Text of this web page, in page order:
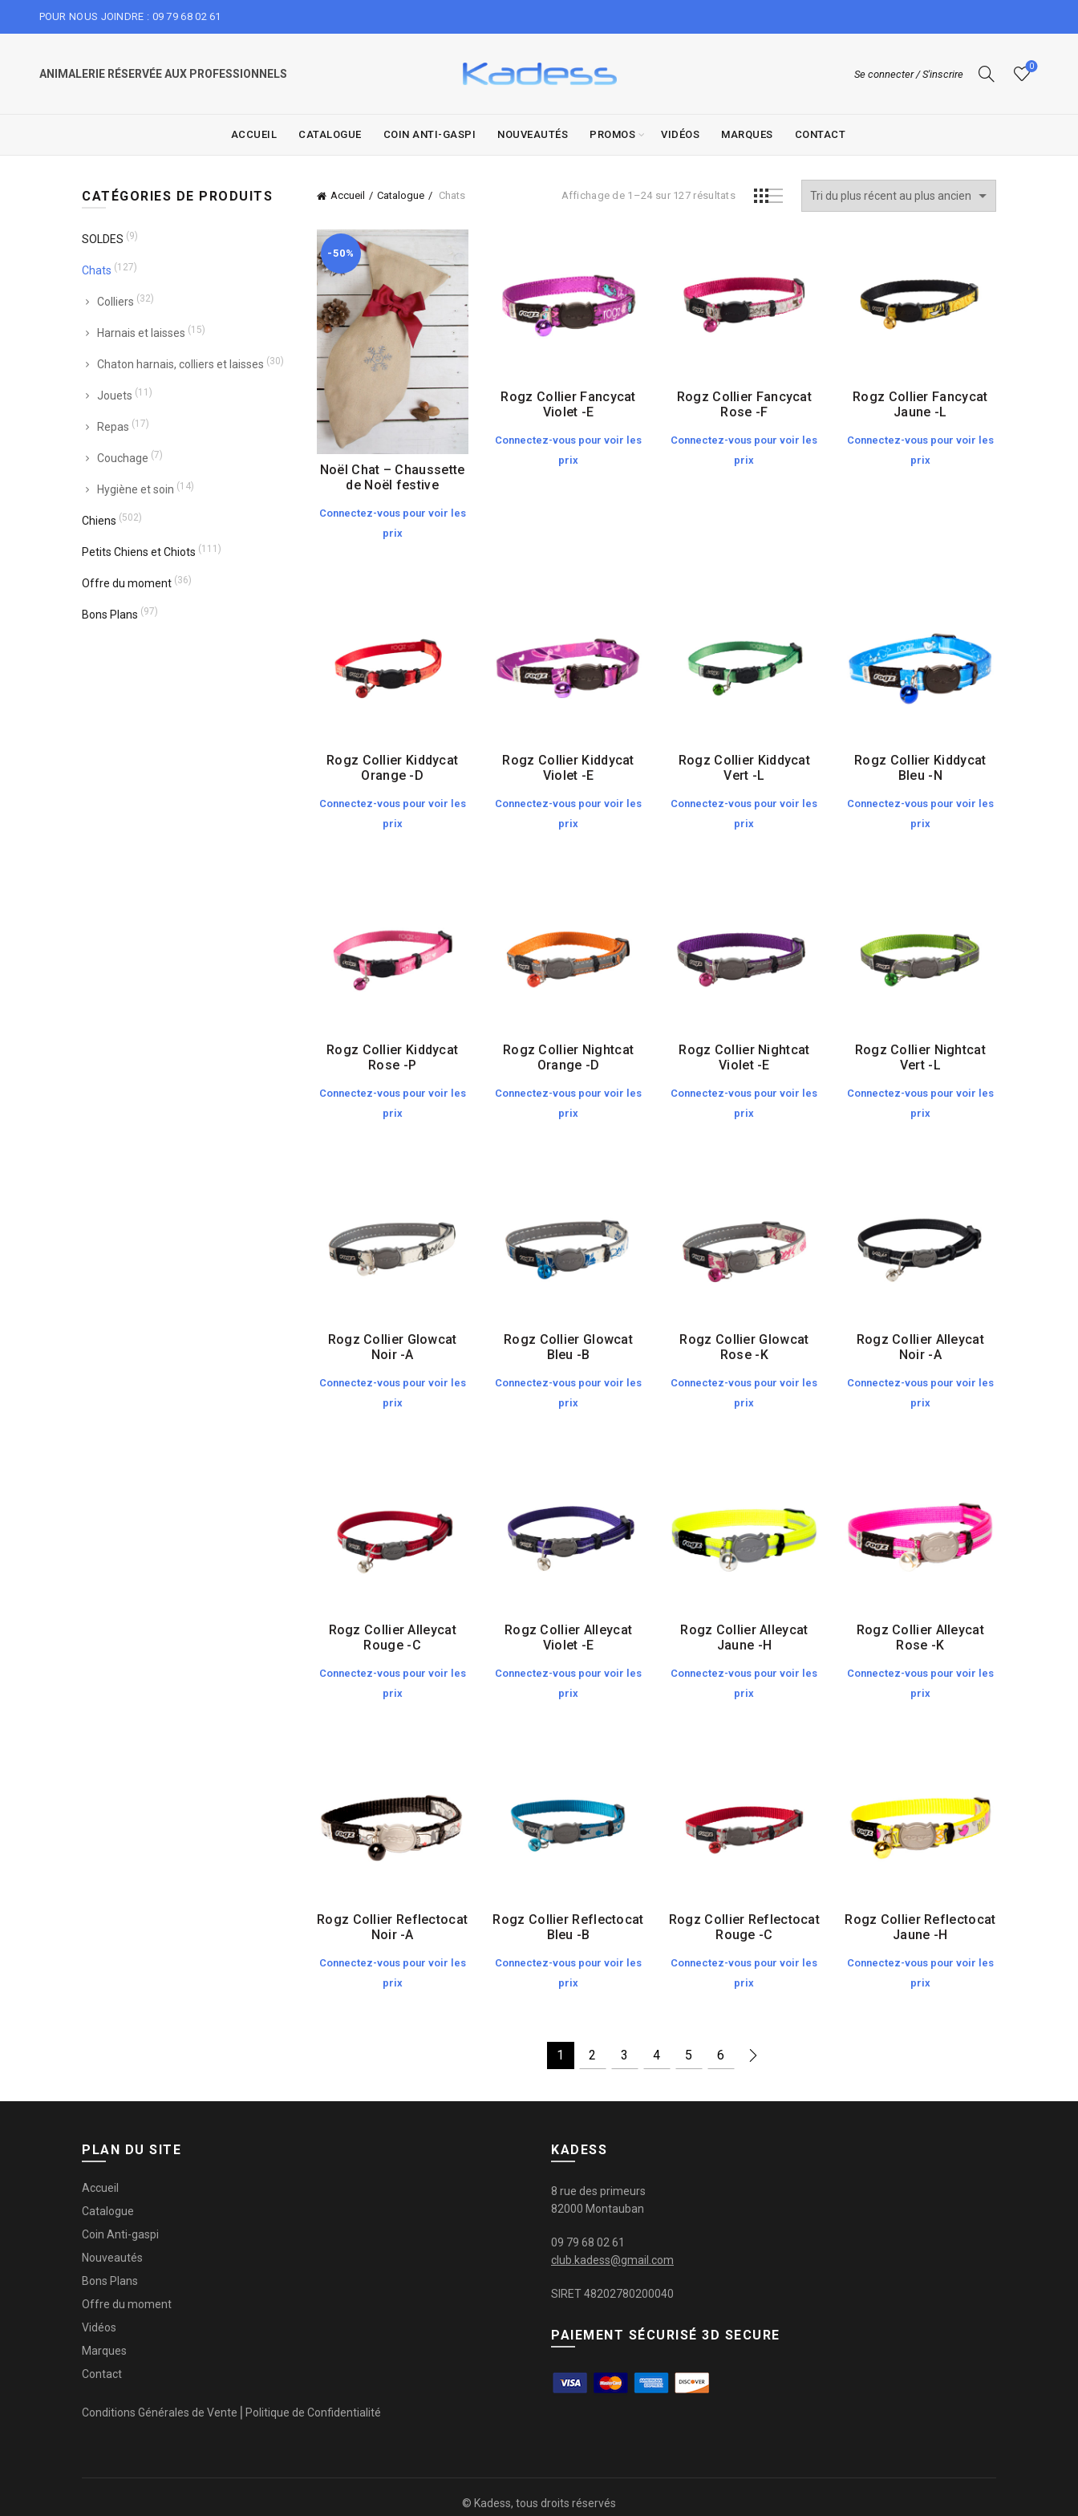
POUR NOUS JOINDRE : 09 79 68 02 61
ANIMALERIE RÉSERVÉE AUX PROFESSIONNELS Se connecter / S'inscrire
0
ACCUEIL CATALOGUE COIN ANTI-GASPI NOUVEAUTÉS PROMOS VIDÉOS MARQUES CONTACT
Accueil Catalogue Chats Affichage de 1–24 sur 127 résultatsTrié
plus
ancien
-50%
Noël Chat – Chaussette
de Noël festive
Connectez-vous pour voir les
prix
Rogz Collier Fancycat
Violet -E
Connectez-vous pour voir les
prix
Rogz Collier Fancycat
Rose -F
Connectez-vous pour voir les
prix
Rogz Collier Fancycat
Jaune -L
Connectez-vous pour voir les
prix
Rogz Collier Kiddycat
Orange -D
Connectez-vous pour voir les
prix
Rogz Collier Kiddycat
Violet -E
Connectez-vous pour voir les
prix
Rogz Collier Kiddycat
Vert -L
Connectez-vous pour voir les
prix
Rogz Collier Kiddycat
Bleu -N
Connectez-vous pour voir les
prix
Rogz Collier Kiddycat
Rose -P
Connectez-vous pour voir les
prix
Rogz Collier Nightcat
Orange -D
Connectez-vous pour voir les
prix
Rogz Collier Nightcat
Violet -E
Connectez-vous pour voir les
prix
Rogz Collier Nightcat
Vert -L
Connectez-vous pour voir les
prix
Rogz Collier Glowcat
Noir -A
Connectez-vous pour voir les
prix
Rogz Collier Glowcat
Bleu -B
Connectez-vous pour voir les
prix
Rogz Collier Glowcat
Rose -K
Connectez-vous pour voir les
prix
Rogz Collier Alleycat
Noir -A
Connectez-vous pour voir les
prix
Rogz Collier Alleycat
Rouge -C
Connectez-vous pour voir les
prix
Rogz Collier Alleycat
Violet -E
Connectez-vous pour voir les
prix
Rogz Collier Alleycat
Jaune -H
Connectez-vous pour voir les
prix
Rogz Collier Alleycat
Rose -K
Connectez-vous pour voir les
prix
Rogz Collier Reflectocat
Noir -A
Connectez-vous pour voir les
prix
Rogz Collier Reflectocat
Bleu -B
Connectez-vous pour voir les
prix
Rogz Collier Reflectocat
Rouge -C
Connectez-vous pour voir les
prix
Rogz Collier Reflectocat
Jaune -H
Connectez-vous pour voir les
prix
1 2 3 4 5 6
CATÉGORIES DE PRODUITS
SOLDES (9)
Chats (127)
Colliers (32)
Harnais et laisses (15)
Chaton harnais, colliers et laisses (30)
Jouets (11)
Repas (17)
Couchage (7)
Hygiène et soin (14)
Chiens (502)
Petits Chiens et Chiots (111)
Offre du moment (36)
Bons Plans (97)
PLAN DU SITE
Accueil
Catalogue
Coin Anti-gaspi
Nouveautés
Bons Plans
Offre du moment
Vidéos
Marques
Contact
Conditions Générales de Vente Politique de Confidentialité
KADESS
8 rue des primeurs
82000 Montauban
09 79 68 02 61
club.kadess@gmail.com
SIRET 48202780200040
PAIEMENT SÉCURISÉ 3D SECURE
© Kadess, tous droits réservés